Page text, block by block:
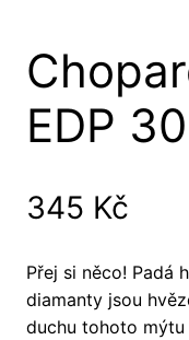
EDP
345 Kč
Přej si něco! Padá
diamanty jsou
duchu tohoto